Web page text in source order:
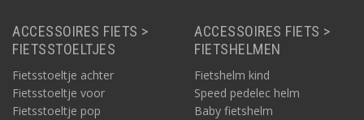
ACCESSOIRES FIETS >
FIETSSTOELTJES
Fietsstoeltje achter
Fietsstoeltje voor
Fietsstoeltje pop
ACCESSOIRES FIETS >
FIETSHELMEN
Fietshelm kind
Speed pedelec helm
Baby fietshelm